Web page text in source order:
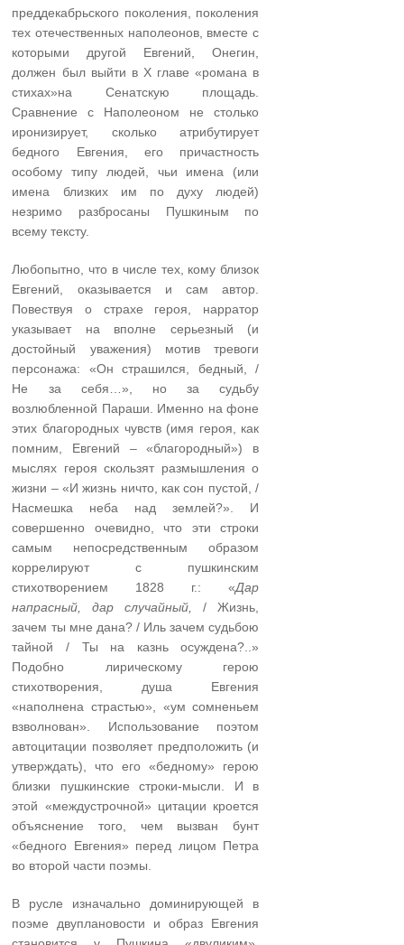
преддекабрьского поколения, поколения
тех отечественных наполеонов, вместе с
которыми другой Евгений, Онегин,
должен был выйти в Х главе «романа в
стихах»на Сенатскую площадь.
Сравнение с Наполеоном не столько
иронизирует, сколько атрибутирует
бедного Евгения, его причастность
особому типу людей, чьи имена (или
имена близких им по духу людей)
незримо разбросаны Пушкиным по
всему тексту.
Любопытно, что в числе тех, кому близок
Евгений, оказывается и сам автор.
Повествуя о страхе героя, нарратор
указывает на вполне серьезный (и
достойный уважения) мотив тревоги
персонажа: «Он страшился, бедный, /
Не за себя…», но за судьбу
возлюбленной Параши. Именно на фоне
этих благородных чувств (имя героя, как
помним, Евгений – «благородный») в
мыслях героя скользят размышления о
жизни – «И жизнь ничто, как сон пустой, /
Насмешка неба над землей?». И
совершенно очевидно, что эти строки
самым непосредственным образом
коррелируют с пушкинским
стихотворением 1828 г.: «Дар
напрасный, дар случайный, / Жизнь,
зачем ты мне дана? / Иль зачем судьбою
тайной / Ты на казнь осуждена?..»
Подобно лирическому герою
стихотворения, душа Евгения
«наполнена страстью», «ум сомненьем
взволнован». Использование поэтом
автоцитации позволяет предположить (и
утверждать), что его «бедному» герою
близки пушкинские строки-мысли. И в
этой «междустрочной» цитации кроется
объяснение того, чем вызван бунт
«бедного Евгения» перед лицом Петра
во второй части поэмы.
В русле изначально доминирующей в
поэме двуплановости и образ Евгения